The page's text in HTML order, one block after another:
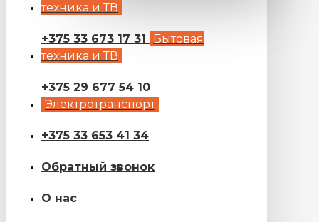
техника и ТВ
+375 33 673 17 31
Бытовая
техника и ТВ
+375 29 677 54 10
Электротранспорт
+375 33 653 41 34
Обратный звонок
О нас